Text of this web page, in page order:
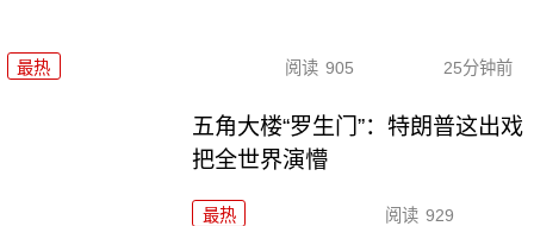
最热 阅读 905 25分钟前
五角大楼“罗生门”：特朗普这出戏
把全世界演懵
最热 阅读 929